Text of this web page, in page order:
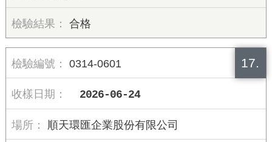
合格
17.
0314-0601
2026-06-24
順天環匯企業股份有限公司